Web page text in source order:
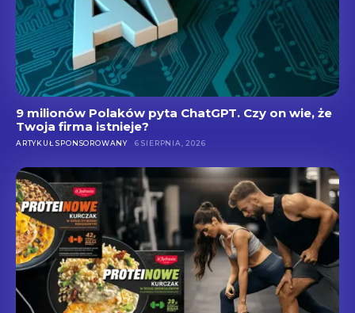
9 milionów Polaków pyta ChatGPT. Czy on wie, że
Twoja firma istnieje?
ARTYKUŁ SPONSOROWANY 6 SIERPNIA, 2026